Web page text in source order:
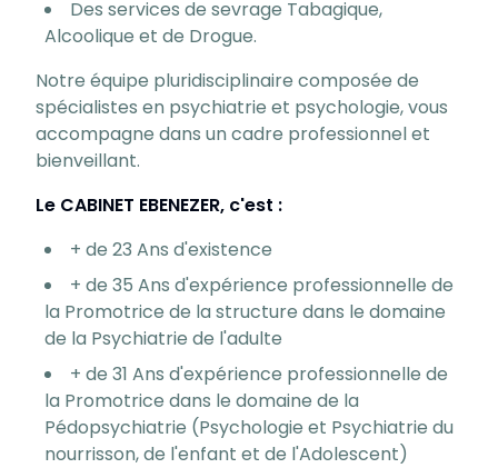
Des services de sevrage Tabagique,
Alcoolique et de Drogue.
Notre équipe pluridisciplinaire composée de
spécialistes en psychiatrie et psychologie, vous
accompagne dans un cadre professionnel et
bienveillant.
Le CABINET EBENEZER, c'est :
+ de 23 Ans d'existence
+ de 35 Ans d'expérience professionnelle de
la Promotrice de la structure dans le domaine
de la Psychiatrie de l'adulte
+ de 31 Ans d'expérience professionnelle de
la Promotrice dans le domaine de la
Pédopsychiatrie (Psychologie et Psychiatrie du
nourrisson, de l'enfant et de l'Adolescent)